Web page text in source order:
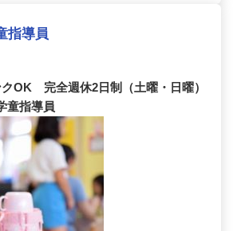
指導員
OK 完全週休2日制（土曜・日曜）
童指導員